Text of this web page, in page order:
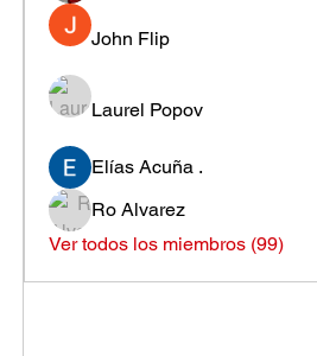
John Flip
Laurel Popov
Elías Acuña .
Ro Alvarez
Ver todos los miembros (99)